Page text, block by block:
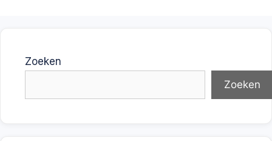
Zoeken
Zoeken